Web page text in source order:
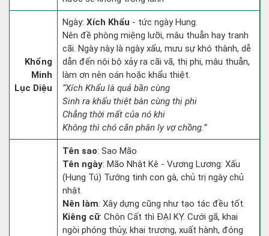
Khổng
Minh
Lục Diệu
Ngày: Xích Khẩu - tức ngày Hung.
Nên đề phòng miệng lưỡi, mâu thuẫn hay tranh
cãi. Ngày này là ngày xấu, mưu sự khó thành, dễ
dẫn đến nội bộ xảy ra cãi vã, thị phi, mâu thuẫn,
làm ơn nên oán hoặc khẩu thiệt.
“Xích Khẩu là quả bần cùng
Sinh ra khẩu thiệt bàn cùng thị phi
Chẳng thời mất của nó khi
Không thì chó cắn phân ly vợ chồng.”
Tên sao: Sao Mão
Tên ngày: Mão Nhật Kê - Vương Lương: Xấu
(Hung Tú) Tướng tinh con gà, chủ trị ngày chủ
nhật.
Nên làm: Xây dựng cũng như tạo tác đều tốt.
Kiêng cữ: Chôn Cất thì ĐẠI KỴ. Cưới gã, khai
ngòi phóng thủy, khai trương, xuất hành, đóng